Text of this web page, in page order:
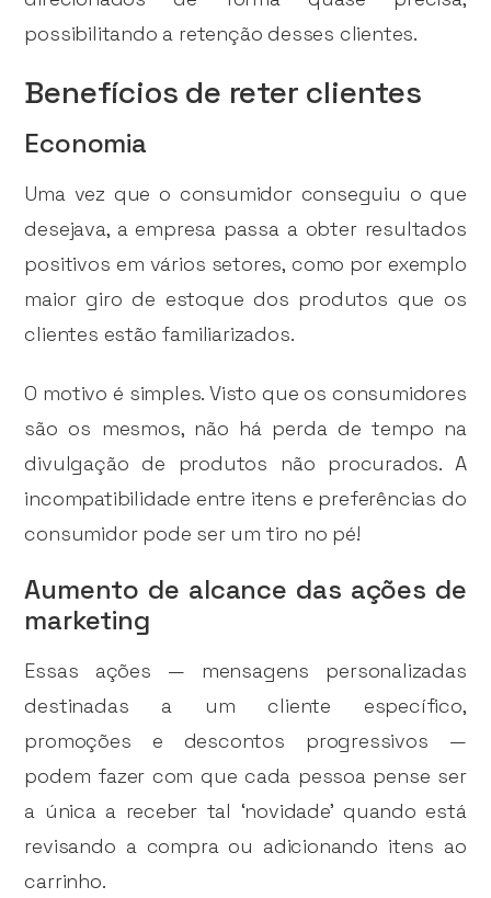
possibilitando a retenção desses clientes.
Benefícios de reter clientes
Economia
Uma vez que o consumidor conseguiu o que
desejava, a empresa passa a obter resultados
positivos em vários setores, como por exemplo
maior giro de estoque dos produtos que os
clientes estão familiarizados.
O motivo é simples. Visto que os consumidores
são os mesmos, não há perda de tempo na
divulgação de produtos não procurados. A
incompatibilidade entre itens e preferências do
consumidor pode ser um tiro no pé!
Aumento de alcance das ações de
marketing
Essas ações — mensagens personalizadas
destinadas a um cliente específico,
promoções e descontos progressivos —
podem fazer com que cada pessoa pense ser
a única a receber tal ‘novidade’ quando está
revisando a compra ou adicionando itens ao
carrinho.